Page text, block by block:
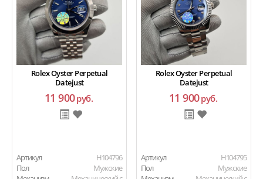
Rolex Oyster Perpetual
Datejust
11 900руб.
Артикул
H104796
Пол
Мужские
Rolex Oyster Perpetual
Datejust
11 900руб.
Артикул
H104795
Пол
Мужские